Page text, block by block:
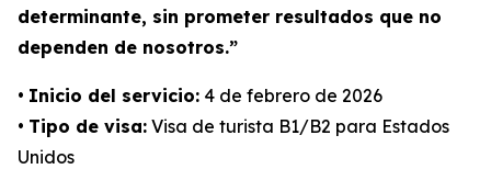
determinante, sin prometer resultados que no
dependen de nosotros.”
• Inicio del servicio: 4 de febrero de 2026
• Tipo de visa: Visa de turista B1/B2 para Estados
Unidos